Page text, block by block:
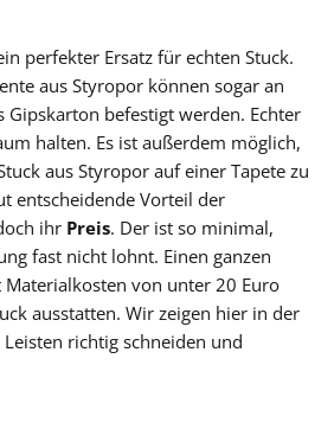
perfekter Ersatz für echten Stuck.
aus Styropor können sogar an
Gipskarton befestigt werden. Echter
halten. Es ist außerdem möglich,
aus Styropor auf einer Tapete zu
entscheidende Vorteil der
ihr Preis. Der ist so minimal,
fast nicht lohnt. Einen ganzen
Materialkosten von unter 20 Euro
ausstatten. Wir zeigen hier in der
richtig schneiden und